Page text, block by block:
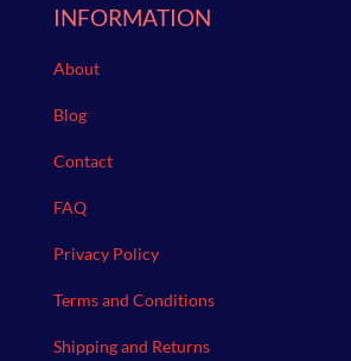
INFORMATION
About
Blog
Contact
FAQ
Privacy Policy
Terms and Conditions
Shipping and Returns